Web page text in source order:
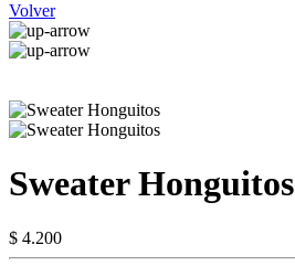
Volver
Sweater Honguitos
$ 4.200